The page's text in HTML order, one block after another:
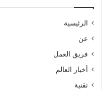
الرئيسية
عن
فريق العمل
أخبار العالم
تقنية